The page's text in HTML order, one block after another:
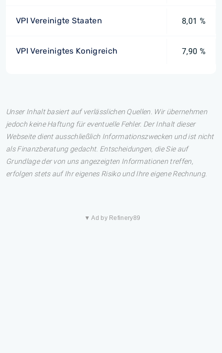
VPI Vereinigte Staaten 8,01 %
VPI Vereinigtes Konigreich 7,90 %
Unser Inhalt basiert auf verlässlichen Quellen. Wir übernehmen
jedoch keine Haftung für eventuelle Fehler. Der Inhalt dieser
Webseite dient ausschließlich Informationszwecken und ist nicht
als Finanzberatung gedacht. Entscheidungen, die Sie auf
Grundlage der von uns angezeigten Informationen treffen,
erfolgen stets auf Ihr eigenes Risiko und Ihre eigene Rechnung.
▼ Ad by Refinery89